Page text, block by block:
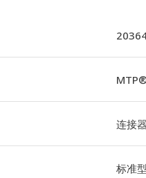
连接器
标准型